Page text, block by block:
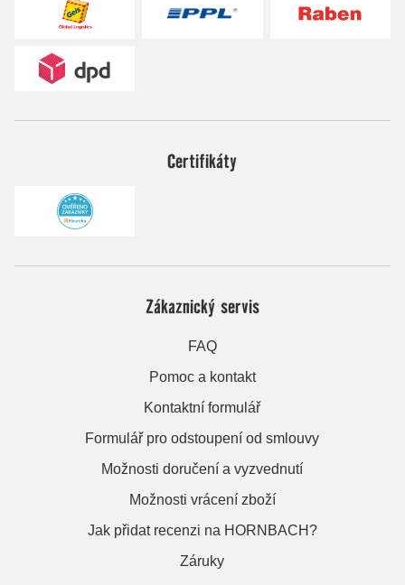
Certifikáty
Zákaznický servis
FAQ
Pomoc a kontakt
Kontaktní formulář
Formulář pro odstoupení od smlouvy
Možnosti doručení a vyzvednutí
Možnosti vrácení zboží
Jak přidat recenzi na HORNBACH?
Záruky